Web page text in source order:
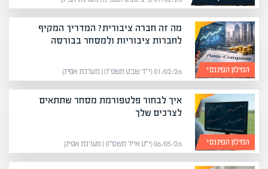
המילון הפיננסי
מה זה חברה ציבורית? המדריך המקיף
לחברות ציבוריות ולמסחר בבורסה
01/02/26 (י״ד שבט תשפ״ו) | מערכת אפיק
המילון הפיננסי
איך לבחור פלטפורמת מסחר שתתאים
לצרכים שלך
06/05/26 (י״ט אייר תשפ״ו) | מערכת אפיק